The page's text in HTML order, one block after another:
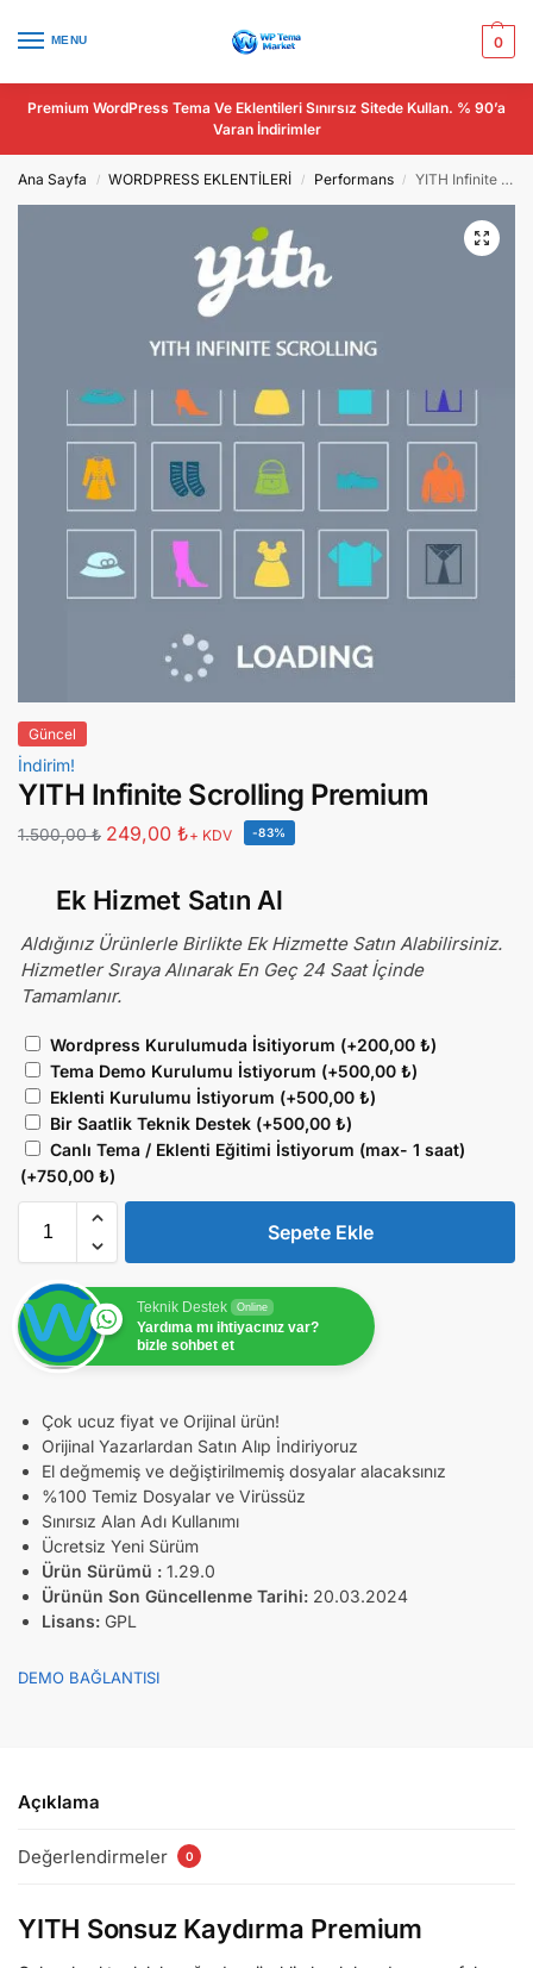
MENU 0
Premium WordPress Tema Ve Eklentileri Sınırsız Sitede Kullan. % 90’a
Varan İndirimler
Ana Sayfa / WORDPRESS EKLENTİLERİ / Performans / YITH Infinite Scrolling Premium
Güncel
İndirim!
YITH Infinite Scrolling Premium
1.500,00₺ 249,00 ₺+ KDV -83%
Ek Hizmet Satın Al
Aldığınız Ürünlerle Birlikte Ek Hizmette Satın Alabilirsiniz.
Hizmetler Sıraya Alınarak En Geç 24 Saat İçinde
Tamamlanır.
Wordpress Kurulumuda İsitiyorum (+200,00 ₺)
Tema Demo Kurulumu İstiyorum (+500,00 ₺)
Eklenti Kurulumu İstiyorum (+500,00 ₺)
Bir Saatlik Teknik Destek (+500,00 ₺)
Canlı Tema / Eklenti Eğitimi İstiyorum (max- 1 saat)
(+750,00 ₺)
Sepete Ekle
Teknik Destek Online
Yardıma mı ihtiyacınız var?
bizle sohbet et
Çok ucuz fiyat ve Orijinal ürün!
Orijinal Yazarlardan Satın Alıp İndiriyoruz
El değmemiş ve değiştirilmemiş dosyalar alacaksınız
%100 Temiz Dosyalar ve Virüssüz
Sınırsız Alan Adı Kullanımı
Ücretsiz Yeni Sürüm
Ürün Sürümü : 1.29.0
Ürünün Son Güncellenme Tarihi: 20.03.2024
Lisans: GPL
DEMO BAĞLANTISI
Açıklama
Değerlendirmeler 0
YITH Sonsuz Kaydırma Premium